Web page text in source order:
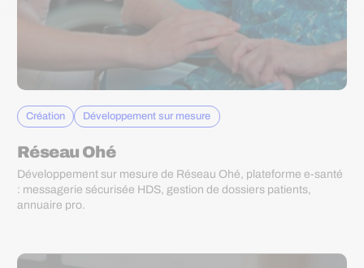
Création Développement sur mesure
Réseau Ohé
Développement sur mesure de Réseau Ohé, plateforme e-santé
: messagerie sécurisée HDS, gestion de dossiers patients,
annuaire pro.